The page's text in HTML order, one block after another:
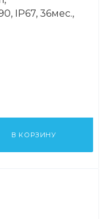
IP67, 36мес.,
В КОРЗИНУ